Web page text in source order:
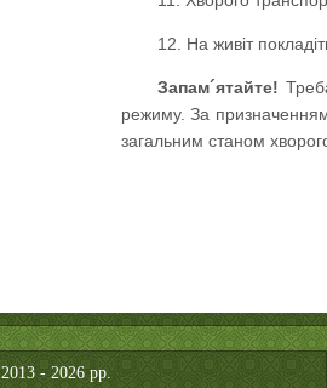
12. На живіт
Запам´ятайте!
режиму. За призначенням
загальним станом
2013 - 2026 рр.